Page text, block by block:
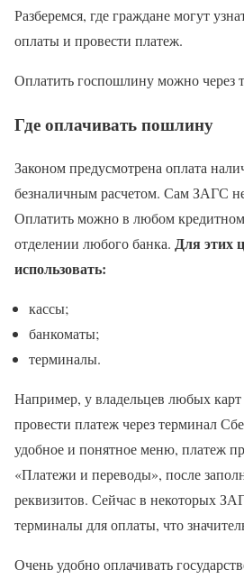
Разберемся, где граждане могут
оплаты и провести платеж.
Оплатить госпошлину можно через
Где оплачивать пошлину
Законом предусмотрена оплата
безналичным расчетом. Сам ЗАГС
Оплатить можно в любом
отделении любого банка. Для этих
использовать:
кассы;
банкоматы;
терминалы.
Например, у владельцев любых карт
провести платеж через терминал
удобное и понятное меню, платеж
«Платежи и переводы», после
реквизитов. Сейчас в некоторых
терминалы для оплаты, что
Очень удобно оплачивать